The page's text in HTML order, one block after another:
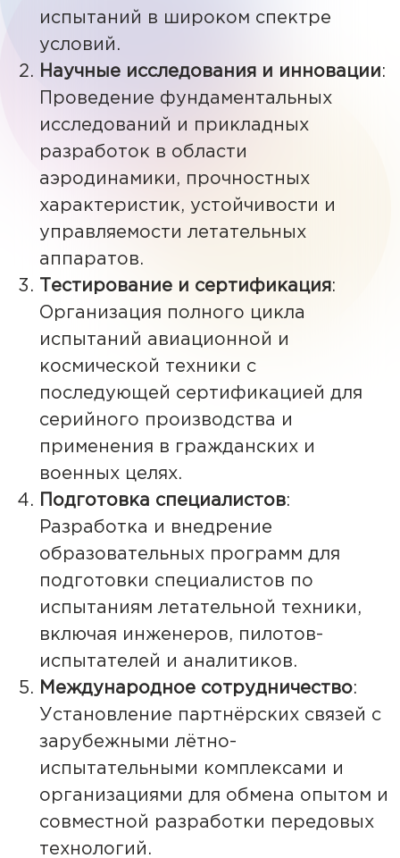
испытаний в широком спектре
условий.
Научные исследования и инновации:
Проведение фундаментальных
исследований и прикладных
разработок в области
аэродинамики, прочностных
характеристик, устойчивости и
управляемости летательных
аппаратов.
Тестирование и сертификация:
Организация полного цикла
испытаний авиационной и
космической техники с
последующей сертификацией для
серийного производства и
применения в гражданских и
военных целях.
Подготовка специалистов:
Разработка и внедрение
образовательных программ для
подготовки специалистов по
испытаниям летательной техники,
включая инженеров, пилотов-
испытателей и аналитиков.
Международное сотрудничество:
Установление партнёрских связей с
зарубежными лётно-
испытательными комплексами и
организациями для обмена опытом и
совместной разработки передовых
технологий.